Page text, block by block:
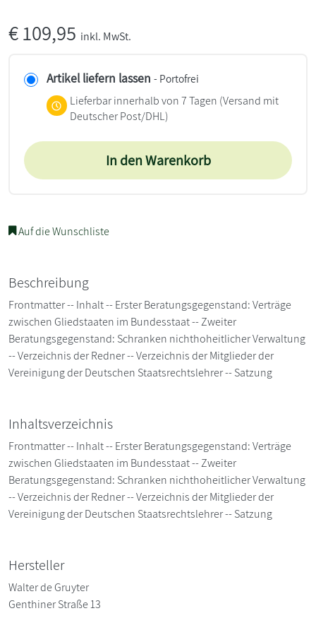
€109,95 inkl. MwSt.
Artikel liefern lassen - Portofrei
Lieferbar innerhalb von 7 Tagen (Versand mit
Deutscher Post/DHL)
In den Warenkorb
Auf die Wunschliste
Beschreibung
Frontmatter -- Inhalt -- Erster Beratungsgegenstand: Verträge
zwischen Gliedstaaten im Bundesstaat -- Zweiter
Beratungsgegenstand: Schranken nichthoheitlicher Verwaltung
-- Verzeichnis der Redner -- Verzeichnis der Mitglieder der
Vereinigung der Deutschen Staatsrechtslehrer -- Satzung
Inhaltsverzeichnis
Frontmatter -- Inhalt -- Erster Beratungsgegenstand: Verträge
zwischen Gliedstaaten im Bundesstaat -- Zweiter
Beratungsgegenstand: Schranken nichthoheitlicher Verwaltung
-- Verzeichnis der Redner -- Verzeichnis der Mitglieder der
Vereinigung der Deutschen Staatsrechtslehrer -- Satzung
Hersteller
Walter de Gruyter
Genthiner Straße 13